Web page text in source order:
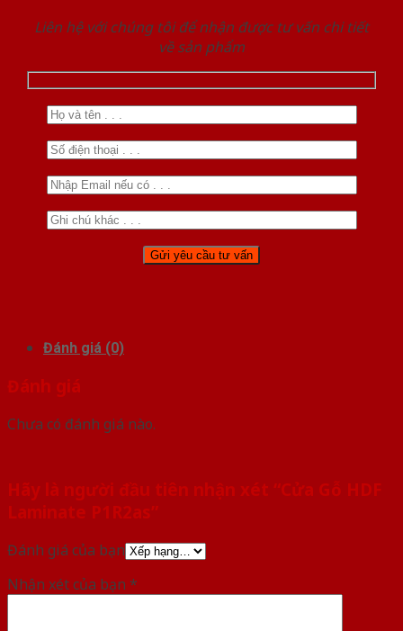
Liên hệ với chúng tôi để nhận được tư vấn chi tiết
về sản phẩm
Đánh giá (0)
Đánh giá
Chưa có đánh giá nào.
Hãy là người đầu tiên nhận xét “Cửa Gỗ HDF
Laminate P1R2as”
Đánh giá của bạn
Nhận xét của bạn *